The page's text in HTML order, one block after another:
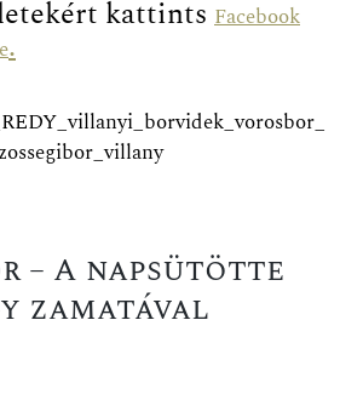
kattints Facebook
.
– A napsütötte
zamatával